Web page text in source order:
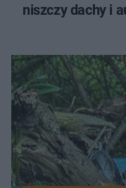
niszczy dachy i